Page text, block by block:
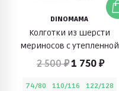
DINOMAMA
Колготки из шерсти
мериносов с утепленной
стопой (серый)
2 500 ₽1 750 ₽
74/80 110/116
122/128